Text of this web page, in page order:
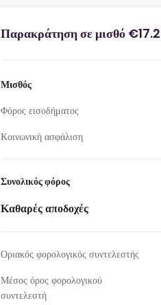
Παρακράτηση σε μισθό
Μισθός
Φόρος εισοδήματος
Κοινωνική ασφάλιση
Συνολικός φόρος
Καθαρές αποδοχές
Οριακός φορολογικός συντελεστής
Μέσος όρος φορολογικού
συντελεστή